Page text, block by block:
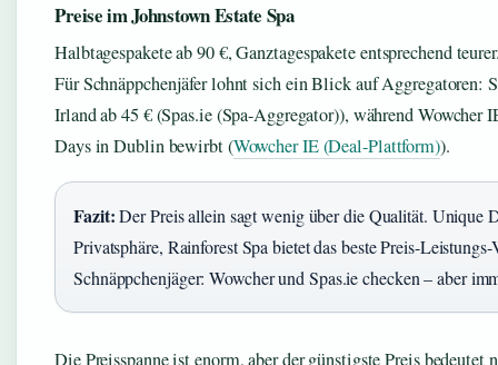
Preise im Johnstown Estate Spa
Halbtagespakete ab 90 €, Ganztagespakete entsprechend
Für Schnäppchenjäfer lohnt sich ein Blick auf Aggregatoren:
Irland ab 45 € (Spas.ie (Spa-Aggregator)), während Wowcher
Days in Dublin bewirbt (Wowcher IE (Deal-Plattform)).
Fazit:Der Preis allein sagt wenig über die Qualität. Unique
Privatsphäre, Rainforest Spa bietet das beste Preis-
Schnäppchenjäger: Wowcher und Spas.ie checken – aber
Die Preisspanne ist enorm, aber der günstigste Preis bedeutet